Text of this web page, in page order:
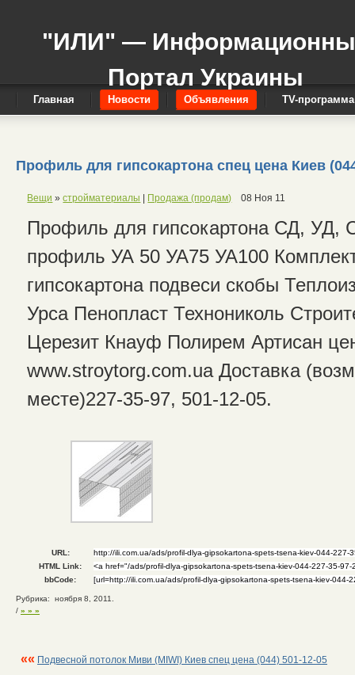
"ИЛИ" —
Портал Украины
Главная Новости Объявления TV-программа
Профиль для гипсокартона спец цена Киев
Вещи »стройматериалы Продажа (продам) 08 Ноя 11
Профиль для гипсокартона СД, УД,
профиль УА 50 УА75 УА100
гипсокартона подвеси скобы
Урса Пенопласт Технониколь
Церезит Кнауф Полирем Артисан
www.stroytorg.com.ua Доставка
месте)227-35-97, 501-12-05.
URL:
HTML Link:
bbCode:
Рубрика: ноября 8, 2011.
/ » » »
«« Подвесной потолок Миви (MIWI) Киев спец цена (044) 501-12-05